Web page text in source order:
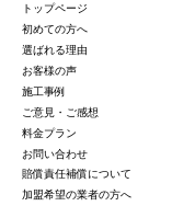
トップページ
初めての方へ
選ばれる理由
お客様の声
施工事例
ご意見・ご感想
料金プラン
お問い合わせ
賠償責任補償について
加盟希望の業者の方へ